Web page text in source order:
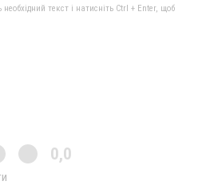
текст і натисніть Ctrl + Enter, щоб
0,0